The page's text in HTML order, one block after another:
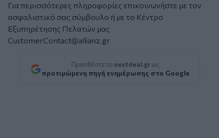
Για περισσότερες πληροφορίες επικοινωνήστε με τον
ασφαλιστικό σας σύμβουλο ή με το Κέντρο
Εξυπηρέτησης Πελατών μας
CustomerContact@allianz.gr
Προσθέστε το nextdeal.gr ως
προτιμώμενη πηγή ενημέρωσης στο Google